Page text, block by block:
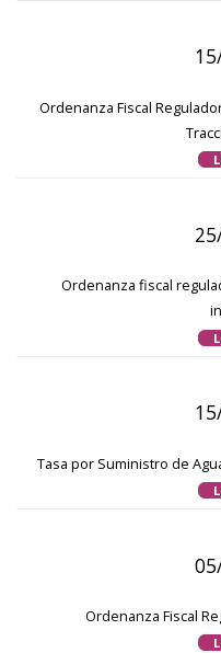
Ordenanza Fiscal
Ordenanza fiscal
Tasa por Suministro de
Ordenanza Fiscal